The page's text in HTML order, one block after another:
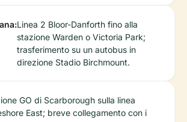
Linea 2 Bloor-Danforth fino alla
stazione Warden o Victoria Park;
trasferimento su un autobus in
direzione Stadio Birchmount.
GO di Scarborough sulla linea
East; breve collegamento con i